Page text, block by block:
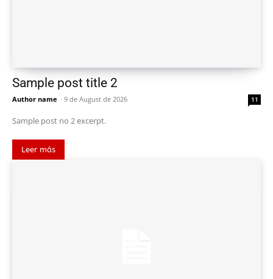
Sample post title 2
Author name - 9 de August de 2026 11
Sample post no 2 excerpt.
Leer más